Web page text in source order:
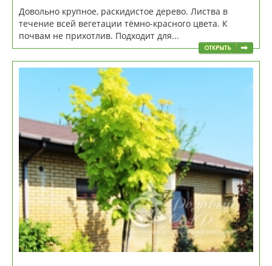
Довольно крупное, раскидистое дерево. Листва в
течение всей вегетации тёмно-красного цвета. К
почвам не прихотлив. Подходит для...